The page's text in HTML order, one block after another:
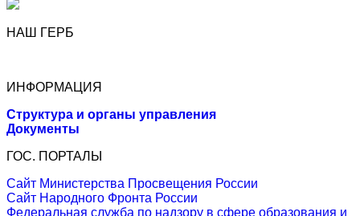
НАШ ГЕРБ
ИНФОРМАЦИЯ
Структура и органы управления
Документы
ГОС. ПОРТАЛЫ
Сайт Министерства Просвещения России
Сайт Народного Фронта России
Федеральная служба по надзору в сфере образования и